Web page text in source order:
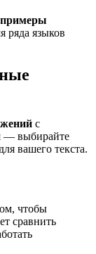
ряда языков
с
— выбирайте
вашего текста.
чтобы
сравнить